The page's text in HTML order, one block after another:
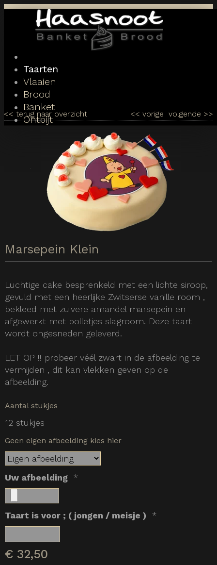
Toggle
navigation
Taarten
Vlaaien
Brood
Banket
Ontbijt
<< terug naar overzicht volgende >>
<< vorige
Marsepein Klein
Luchtige cake besprenkeld met een lichte siroop,
gevuld met een heerlijke Zwitserse vanille room ,
bekleed met zuivere amandel marsepein en
afgewerkt met bolletjes slagroom. Deze taart
wordt ongesneden geleverd.
LET OP !! probeer véél zwart in de afbeelding te
vermijden , dit kan vlekken geven op de
afbeelding.
Aantal stukjes
12 stukjes
Geen eigen afbeelding kies hier
Uw afbeelding *
Taart is voor ; ( jongen / meisje ) *
€ 32,50